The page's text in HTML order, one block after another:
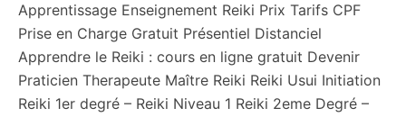
Apprentissage Enseignement Reiki Prix Tarifs CPF
Prise en Charge Gratuit Présentiel Distanciel
Apprendre le Reiki : cours en ligne gratuit Devenir
Praticien Therapeute Maître Reiki Reiki Usui Initiation
Reiki 1er degré – Reiki Niveau 1 Reiki 2eme Degré –